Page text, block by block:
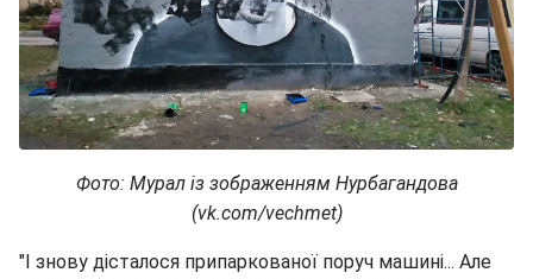
Фото: Мурал із зображенням Нурбагандова
(vk.com/vechmet)
"І знову дісталося припаркованої поруч машині... Але